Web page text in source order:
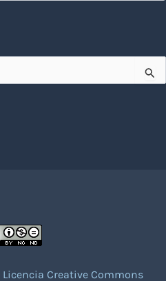
Licencia Creative Commons